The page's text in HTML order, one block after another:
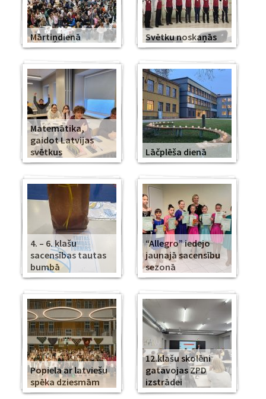
Mārtiņdienā Svētku noskaņās
Matemātika,
gaidot Latvijas
svētkus
Lāčplēša dienā
4. – 6. klašu
sacensības tautas
bumbā
“Allegro” iedejo
jaunajā sacensību
sezonā
Popiela ar latviešu
spēka dziesmām
12.klašu skolēni
gatavojas ZPD
izstrādei